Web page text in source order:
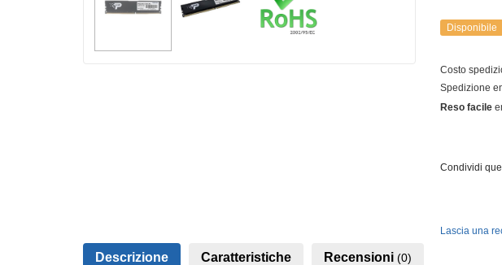
Disponibile
Costo
Spedizione
Reso facile
Condividi
Lascia una
Descrizione Caratteristiche Recensioni (0)